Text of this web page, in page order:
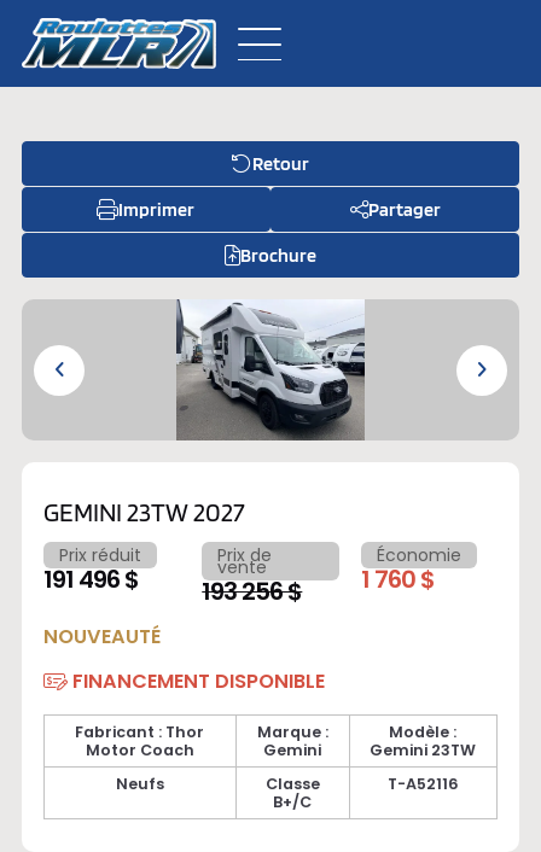
Inventaire neuf
Inventaire usagé
GEMINI 23TW 2027
Prix réduit
191 496 $
Prix de
vente
193 256 $
Économie
1 760 $
NOUVEAUTÉ
FINANCEMENT DISPONIBLE
Fabricant : Thor
Motor Coach
Marque :
Gemini
Modèle :
Gemini 23TW
Neufs
Classe
B+/C
T-A52116
Retour
Imprimer
Partager
Brochure